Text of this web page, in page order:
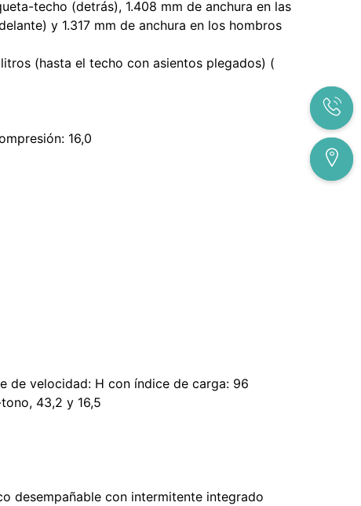
techo (detrás), 1.408 mm de anchura en las
y 1.317 mm de anchura en los hombros
(hasta el techo con asientos plegados) (
16,0
de velocidad: H con índice de carga: 96
43,2 y 16,5
desempañable con intermitente integrado